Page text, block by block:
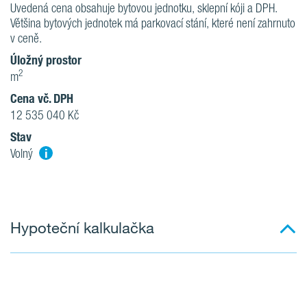
Uvedená cena obsahuje bytovou jednotku, sklepní kóji a DPH.
Většina bytových jednotek má parkovací stání, které není zahrnuto
v ceně.
Úložný prostor
m2
Cena vč. DPH
12 535 040 Kč
Stav
Volný i
Hypoteční kalkulačka